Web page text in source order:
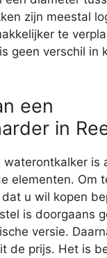
zijn meestal
te
geen verschil in
een
in
waterontkalker is
elementen. Om
u wil kopen
is doorgaans
versie.
de prijs. Het is